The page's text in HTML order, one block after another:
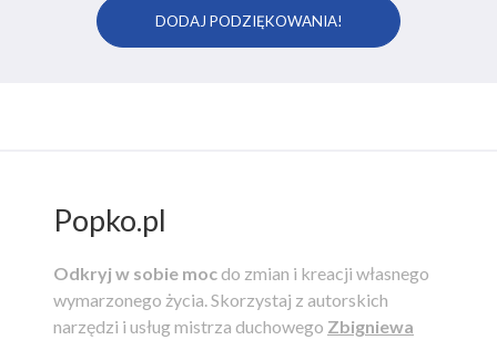
Popko.pl
Odkryj w sobie moc do zmian i kreacji własnego
wymarzonego życia. Skorzystaj z autorskich
narzędzi i usług mistrza duchowego Zbigniewa